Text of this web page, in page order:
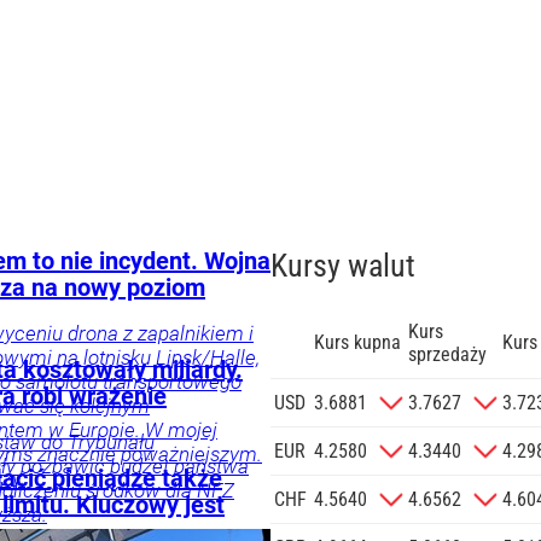
na
na podany
o.o. w imieniu
to nie incydent. Wojna
na nowy poziom
drona z zapalnikiem i
na lotnisku Lipsk/Halle,
samolotu transportowego
się kolejnym
w Europie. W mojej
znacznie poważniejszym.
kosztowały miliardy.
robi wrażenie
do Trybunału
pozbawić budżet państwa
środków dla NFZ
pieniądze także
Kluczowy jest
Kursy walut
Kurs kupna Kurs
sprzedaży
USD 3.6881 3.7627
EUR 4.2580 4.3440
CHF 4.5640 4.6562